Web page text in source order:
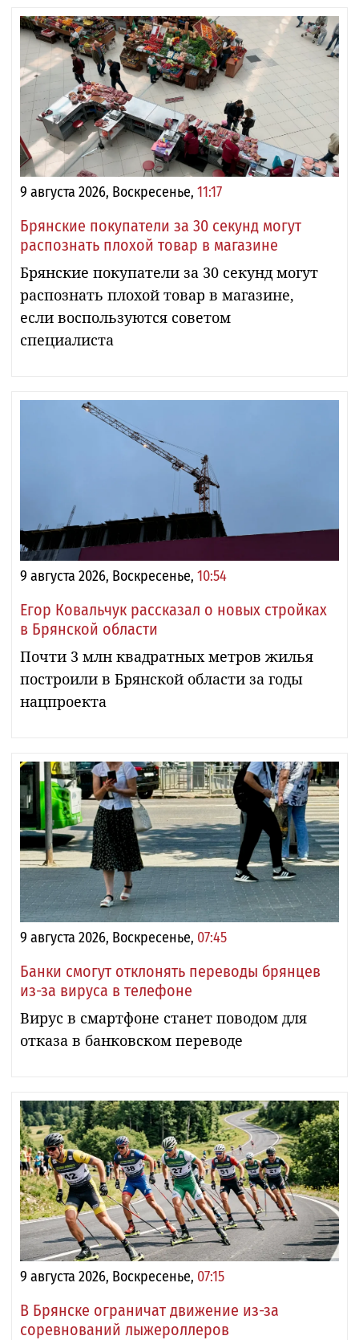
9 августа 2026, Воскресенье, 11:17
Брянские покупатели за 30 секунд могут
распознать плохой товар в магазине
Брянские покупатели за 30 секунд могут
распознать плохой товар в магазине,
если воспользуются советом
специалиста
9 августа 2026, Воскресенье, 10:54
Егор Ковальчук рассказал о новых стройках
в Брянской области
Почти 3 млн квадратных метров жилья
построили в Брянской области за годы
нацпроекта
9 августа 2026, Воскресенье, 07:45
Банки смогут отклонять переводы брянцев
из-за вируса в телефоне
Вирус в смартфоне станет поводом для
отказа в банковском переводе
9 августа 2026, Воскресенье, 07:15
В Брянске ограничат движение из-за
соревнований лыжероллеров